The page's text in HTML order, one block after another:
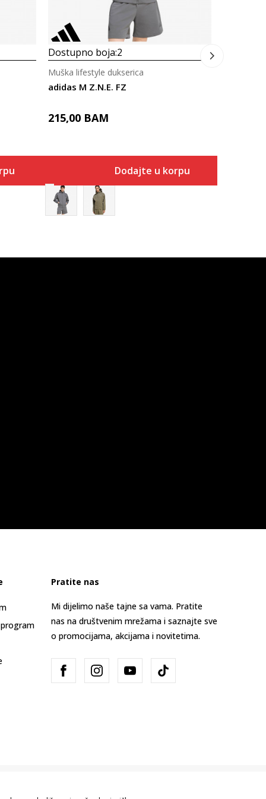
Dostupno boja:2
adidas M Z.N.E. FZ
Muška lifestyle dukserica
215,00 BAM
Dodajte u korpu
Pratite nas
Mi dijelimo naše tajne sa vama. Pratite
nas na društvenim mrežama i saznajte sve
o promocijama, akcijama i novitetima.